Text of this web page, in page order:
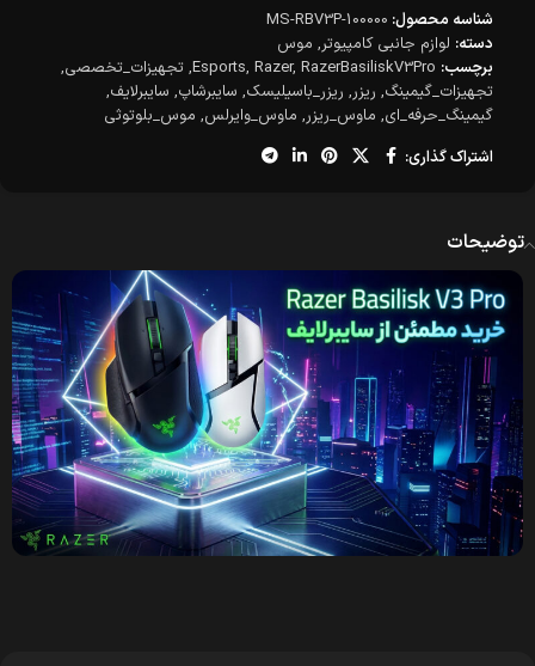
شناسه محصول: MS-RBV3P-100000
دسته: لوازم جانبی کامپیوتر, موس
برچسب:
Esports, Razer, RazerBasiliskV3Pro
, تجهیزات_تخصصی,
تجهیزات_گیمینگ, ریزر, ریزر_باسیلیسک, سایبرشاپ, سایبرلایف,
گیمینگ_حرفه_ای, ماوس_ریزر, ماوس_وایرلس, موس_بلوتوثی
اشتراک گذاری:
توضیحات